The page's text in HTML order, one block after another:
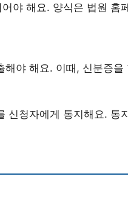
야 해요. 양식은 법원 홈
해야 해요. 이때, 신분증
신청자에게 통지해요. 통